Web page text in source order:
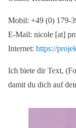
Mobil: +49 (0) 179-
E-Mail: nicole [at]
Internet: https://
Ich biete dir Text,
damit du dich auf